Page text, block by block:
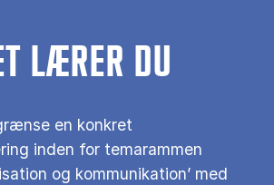
LÆRER DU
en konkret
inden for temarammen
og kommunikation’ med